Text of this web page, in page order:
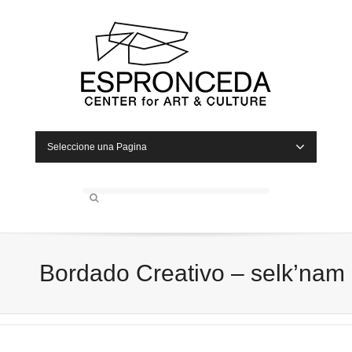
Seleccione una Pagina
Bordado Creativo – selk’nam